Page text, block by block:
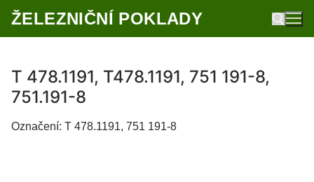
Přeskočit
naŽELEZNIČNÍ POKLADY
Hledat:
T 478.1191, T478.1191, 751 191-8,
751.191-8
Označení: T 478.1191, 751 191-8